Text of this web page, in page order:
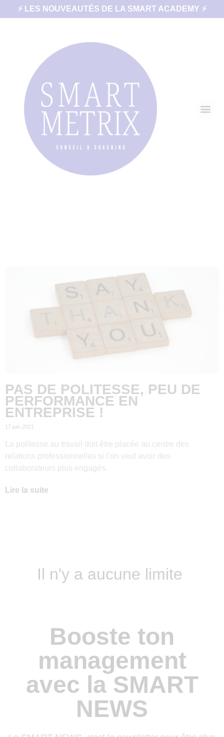
⚡ LES NOUVEAUTÉS DE LA SMART ACADEMY ⚡
PAS DE POLITESSE, PEU DE
PERFORMANCE EN
ENTREPRISE !
17 juin 2021
La politesse au travail doit être placée au centre des
relations professionnelles si l’on veut avoir des
collaborateurs plus engagés.
Lire la suite
Il n'y a aucune limite
Booste ton
management
avec la SMART
NEWS